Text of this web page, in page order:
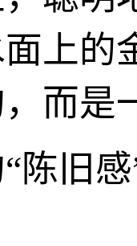
上的
而是
陈旧